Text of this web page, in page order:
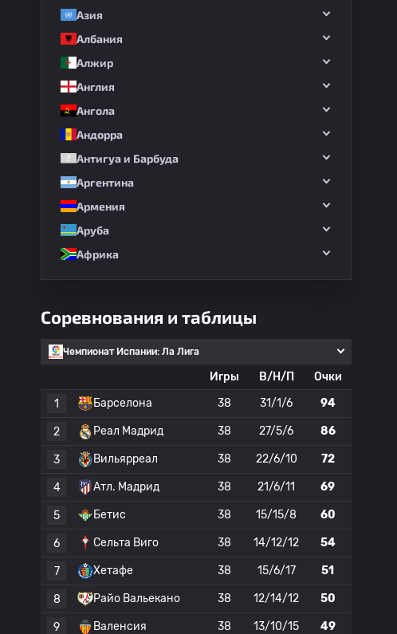
Азия
Албания
Алжир
Англия
Ангола
Андорра
Антигуа и Барбуда
Аргентина
Армения
Аруба
Африка
Соревнования и таблицы
Чемпионат Испании: Ла Лига
Игры В/Н/П
Очки
1
Барселона 38 31/1/6 94
2 Реал Мадрид 38 27/5/6 86
3 Вильярреал 38 22/6/10 72
4 Атл. Мадрид 38 21/6/11 69
5 Бетис 38 15/15/8 60
6 Сельта Виго 38 14/12/12 54
7 Хетафе 38 15/6/17 51
8 Райо Вальекано 38 12/14/12 50
9 Валенсия 38 13/10/15 49